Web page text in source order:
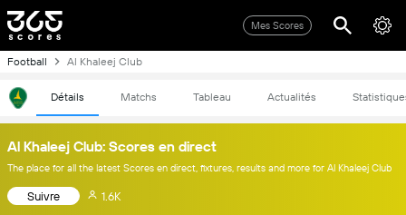
Mes Scores
Football Al Khaleej Club
Détails Matchs Tableau Actualités
Al Khaleej Club: Scores en direct
The place for all the latest Scores en direct, fixtures, results and more for Al Khaleej Club
Suivre 1.6K